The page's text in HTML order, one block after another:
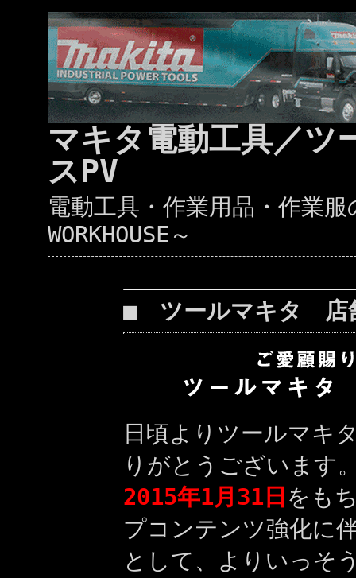
マキタ電動工具／
スPV
電動工具・作業用品・作
WORKHOUSE～
■ ツールマキタ 店
日頃よりツールマキ
りがとうございます
2015年1月31日 をも
プコンテンツ強化に
として、よりいっそ